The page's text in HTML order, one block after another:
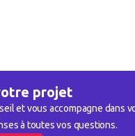
projet
et vous accompagne dans
à toutes vos questions.